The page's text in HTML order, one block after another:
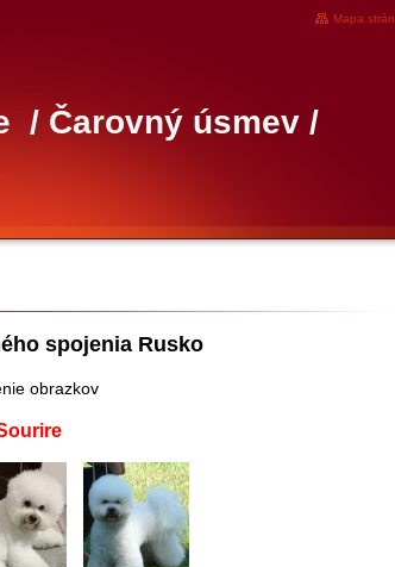
/ Čarovný úsmev /
Mapa
Rusko